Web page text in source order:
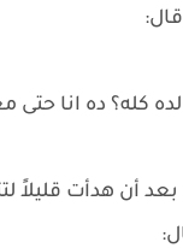
كله؟ ده انا
بعد أن هدأت قليلاً